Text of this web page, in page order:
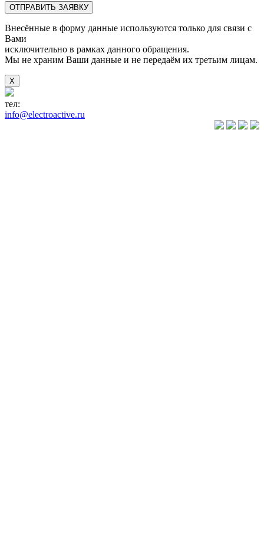
Внесённые в форму данные используются только для связи с
Вами
исключительно в рамках данного обращения.
Мы не храним Ваши данные и не передаём их третьим лицам.
X
тел:
info@electroactive.ru